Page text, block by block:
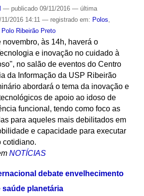
— publicado09/11/2016 — última
2016 14:11 — registrado em: Polos
Polo Ribeirão Preto
novembro, às 14h, haverá o
e inovação no cuidado à
no salão de eventos do Centro
da Informação da USP Ribeirão
abordará o tema da inovação e
de apoio ao idoso de
funcional, tendo como foco as
para aqueles mais debilitados em
e capacidade para executar
cotidiano.
NOTÍCIAS
debate envelhecimento
planetária